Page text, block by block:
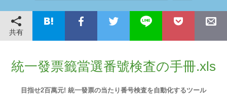
共有
統一發票籤當選番號検査の手冊.xls
目指せ2百萬元! 統一發票の当たり番号検査を自動化するツール